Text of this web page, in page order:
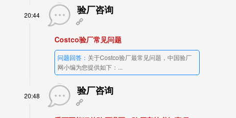
20:44 验厂咨询
Costco验厂常见问题
问题回答： 关于Costco验厂最常见问题，中国验厂
网小编为您提供如下：...
20:48 验厂咨询